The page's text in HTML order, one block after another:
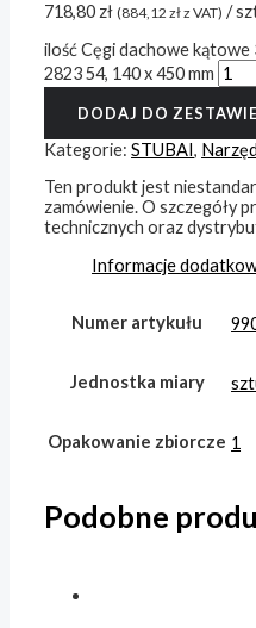
718,80 zł (884,12złz VAT) /
ilość Cęgi dachowe
2823 54, 140 x 450 mm
DODAJ DO
Kategorie:STUBAI,
Ten produkt jest
zamówienie. O szczegóły
technicznych oraz
Informacje
Numer artykułu
Jednostka miary
Opakowanie zbiorcze 1
Podobne